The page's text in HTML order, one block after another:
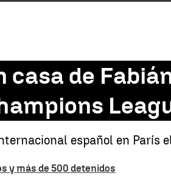
de
español en París
y más de 500 detenidos